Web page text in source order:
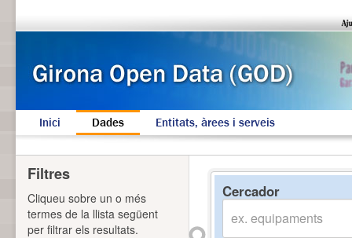
Inici Dades Entitats, àrees i serveis
Cercador
Filtres
Cliqueu sobre un o més
termes de la llista següent
per filtrar els resultats.